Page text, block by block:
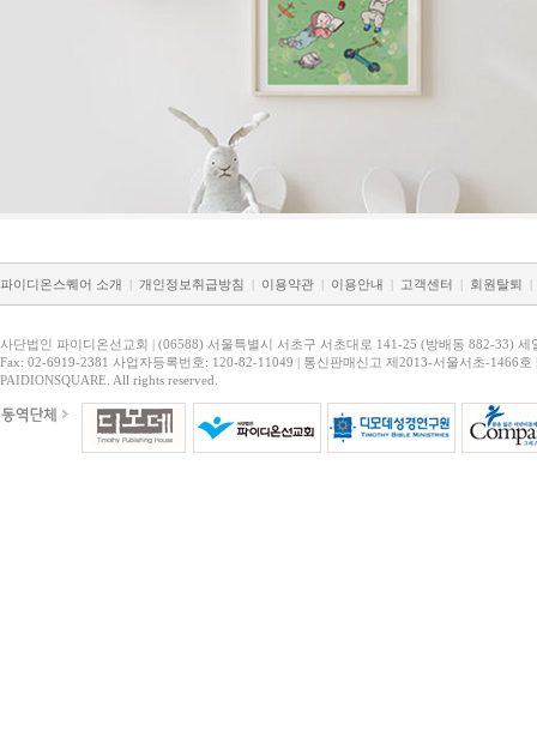
파이디온스퀘어 소개 | 개인정보취급방침 | 이용약관 | 이용안내 | 고객센터 | 회원탈퇴 |
사단법인 파이디온선교회 | (06588) 서울특별시 서초구 서초대로 141-25 (방배동 882-33) 세
Fax: 02-6919-2381 사업자등록번호: 120-82-11049 | 통신판매신고 제2013-서울서초-1466호
PAIDIONSQUARE. All rights reserved.